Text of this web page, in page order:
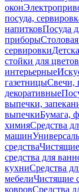
окон
посуда,
напитковПосуда
приборы
сервировки
стойки для цветов
интерьерные
газетницыСвечи,
декоративные
выпечки,
выпечкиБумага,
химияСредства
машин
средстваЧистящие
средства для
кухниСредства
мебелиЧистящие
ковровСредства